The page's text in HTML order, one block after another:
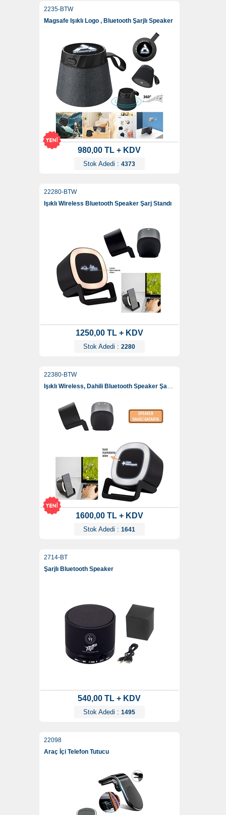
2235-BTW
Magsafe Işıklı Logo , Bluetooth Şarjlı Speaker
980,00 TL + KDV
Stok Adedi : 4373
22280-BTW
Işıklı Wireless Bluetooth Speaker Şarj Standı
1250,00 TL + KDV
Stok Adedi : 2280
22380-BTW
Işıklı Wireless, Dahili Bluetooth Speaker Şarj Standı
1600,00 TL + KDV
Stok Adedi : 1641
2714-BT
Şarjlı Bluetooth Speaker
540,00 TL + KDV
Stok Adedi : 1495
22098
Araç İçi Telefon Tutucu